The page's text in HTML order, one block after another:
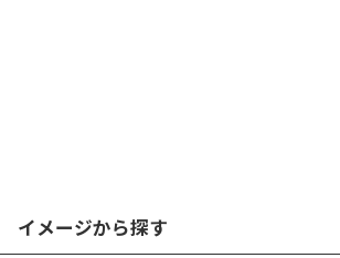
イメージから探す